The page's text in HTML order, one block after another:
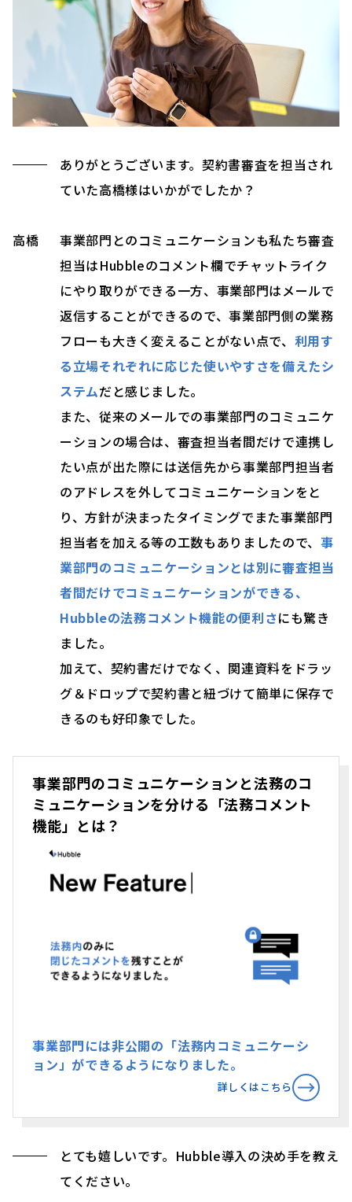
ありがとうございます。契約書審査を担当され
ていた高橋様はいかがでしたか？
高橋
事業部門とのコミュニケーションも私たち審査
担当はHubbleのコメント欄でチャットライク
にやり取りができる一方、事業部門はメールで
返信することができるので、事業部門側の業務
フローも大きく変えることがない点で、 利用す
る立場それぞれに応じた使いやすさを備えたシ
ステムだと感じました。
また、従来のメールでの事業部門のコミュニケ
ーションの場合は、審査担当者間だけで連携し
たい点が出た際には送信先から事業部門担当者
のアドレスを外してコミュニケーションをと
り、方針が決まったタイミングでまた事業部門
担当者を加える等の工数もありましたので、 事
業部門のコミュニケーションとは別に審査担当
者間だけでコミュニケーションができる、
Hubbleの法務コメント機能の便利さにも驚き
ました。
加えて、契約書だけでなく、関連資料をドラッ
グ＆ドロップで契約書と紐づけて簡単に保存で
きるのも好印象でした。
事業部門のコミュニケーションと法務のコ
ミュニケーションを分ける「法務コメント
機能」とは？
事業部門には非公開の「法務内コミュニケーシ
ョン」ができるようになりました。
詳しくはこちら
とても嬉しいです。Hubble導入の決め手を教え
てください。